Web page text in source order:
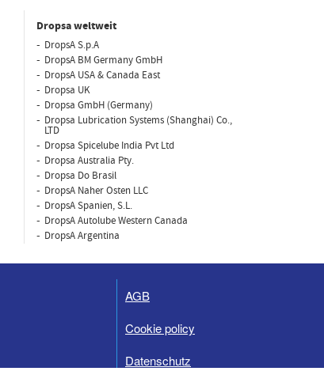
Dropsa weltweit
DropsA S.p.A
DropsA BM Germany GmbH
DropsA USA & Canada East
Dropsa UK
Dropsa GmbH (Germany)
Dropsa Lubrication Systems (Shanghai) Co.,
LTD
Dropsa Spicelube India Pvt Ltd
Dropsa Australia Pty.
Dropsa Do Brasil
DropsA Naher Osten LLC
DropsA Spanien, S.L.
DropsA Autolube Western Canada
DropsA Argentina
AGB
Cookie policy
Datenschutz